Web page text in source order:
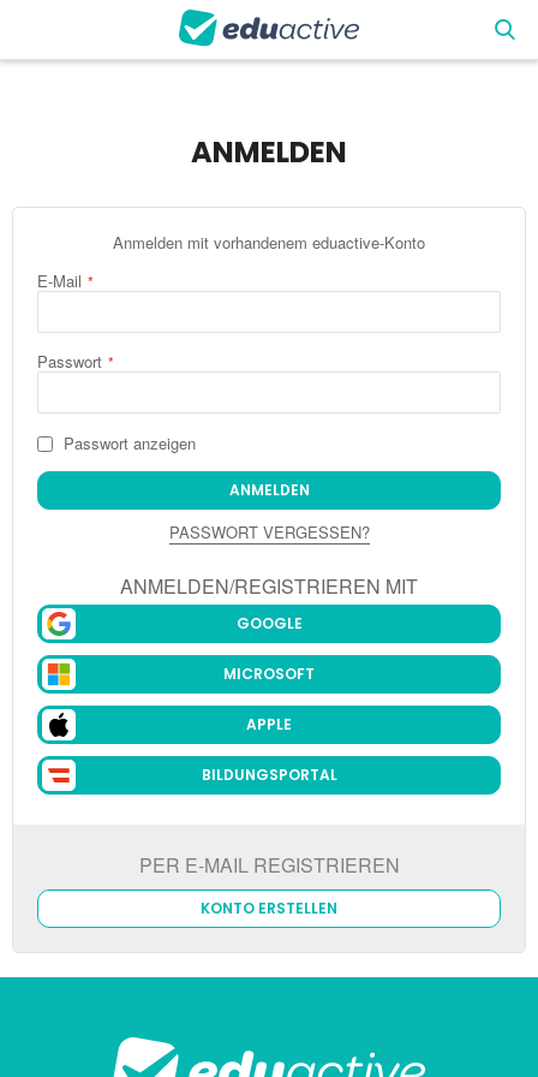
ANMELDEN
Anmelden mit vorhandenem eduactive-Konto
E-Mail
Passwort
Passwort anzeigen
ANMELDEN
PASSWORT VERGESSEN?
ANMELDEN/REGISTRIEREN MIT
GOOGLE
MICROSOFT
APPLE
BILDUNGSPORTAL
PER E-MAIL REGISTRIEREN
KONTO ERSTELLEN